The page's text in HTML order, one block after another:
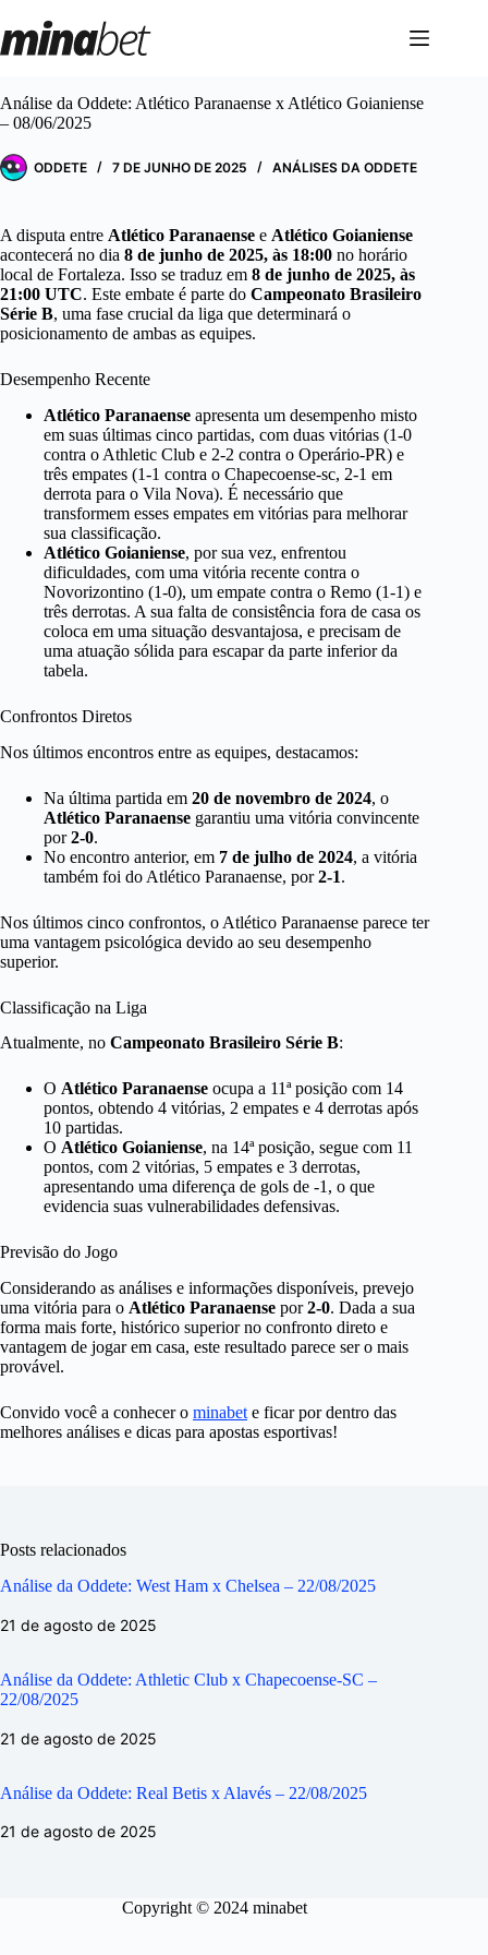
para
o
Análise da Oddete: Atlético Paranaense x Atlético Goianiense
– 08/06/2025
ODDETE 7 DE JUNHO DE 2025 ANÁLISES DA ODDETE
A disputa entre Atlético Paranaense e Atlético Goianiense
acontecerá no dia 8 de junho de 2025, às 18:00 no horário
local de Fortaleza. Isso se traduz em 8 de junho de 2025, às
21:00 UTC. Este embate é parte do Campeonato Brasileiro
Série B, uma fase crucial da liga que determinará o
posicionamento de ambas as equipes.
Desempenho Recente
Atlético Paranaense apresenta um desempenho misto
em suas últimas cinco partidas, com duas vitórias (1-0
contra o Athletic Club e 2-2 contra o Operário-PR) e
três empates (1-1 contra o Chapecoense-sc, 2-1 em
derrota para o Vila Nova). É necessário que
transformem esses empates em vitórias para melhorar
sua classificação.
Atlético Goianiense, por sua vez, enfrentou
dificuldades, com uma vitória recente contra o
Novorizontino (1-0), um empate contra o Remo (1-1) e
três derrotas. A sua falta de consistência fora de casa os
coloca em uma situação desvantajosa, e precisam de
uma atuação sólida para escapar da parte inferior da
tabela.
Confrontos Diretos
Nos últimos encontros entre as equipes, destacamos:
Na última partida em 20 de novembro de 2024, o
Atlético Paranaense garantiu uma vitória convincente
por2-0.
No encontro anterior, em 7 de julho de 2024, a vitória
também foi do Atlético Paranaense, por2-1.
Nos últimos cinco confrontos, o Atlético Paranaense parece ter
uma vantagem psicológica devido ao seu desempenho
superior.
Classificação na Liga
Atualmente, no Campeonato Brasileiro Série B:
O Atlético Paranaense ocupa a 11ª posição com 14
pontos, obtendo 4 vitórias, 2 empates e 4 derrotas após
10 partidas.
O Atlético Goianiense, na 14ª posição, segue com 11
pontos, com 2 vitórias, 5 empates e 3 derrotas,
apresentando uma diferença de gols de -1, o que
evidencia suas vulnerabilidades defensivas.
Previsão do Jogo
Considerando as análises e informações disponíveis, prevejo
uma vitória para o Atlético Paranaense por2-0. Dada a sua
forma mais forte, histórico superior no confronto direto e
vantagem de jogar em casa, este resultado parece ser o mais
provável.
Convido você a conhecer o minabet e ficar por dentro das
melhores análises e dicas para apostas esportivas!
Posts relacionados
Análise da Oddete: West Ham x Chelsea – 22/08/2025
21 de agosto de 2025
Análise da Oddete: Athletic Club x Chapecoense-SC –
22/08/2025
21 de agosto de 2025
Análise da Oddete: Real Betis x Alavés – 22/08/2025
21 de agosto de 2025
Copyright © 2024 minabet